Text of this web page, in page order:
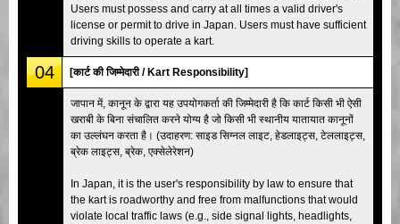
Users must possess and carry at all times a valid driver's
license or permit to drive in Japan. Users must have sufficient
driving skills to operate a kart.
04 [कार्ट की जिम्मेदारी / Kart Responsibility]
जापान में, कानून के द्वारा यह उपयोगकर्ता की जिम्मेदारी है कि कार्ट किसी भी ऐसी
खराबी के बिना संचालित करने योग्य है जो किसी भी स्थानीय यातायात कानूनों
का उल्लंघन करता है। (उदाहरण: साइड सिग्नल लाइट, हेडलाइट्स, टेललाइट्स,
ब्रेक लाइट्स, ब्रेक, एक्सेलेरेशन)
In Japan, it is the user's responsibility by law to ensure that
the kart is roadworthy and free from malfunctions that would
violate local traffic laws (e.g., side signal lights, headlights,